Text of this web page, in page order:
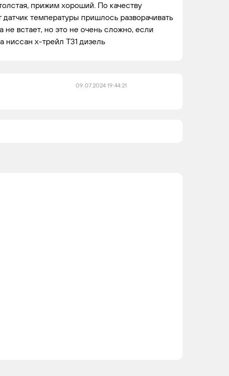
прижим хороший. По качеству
датчик температуры пришлось разворачивать
не встает, но это не очень сложно, если
ниссан х-трейл Т31 дизель
09.07.2024 19:44:21